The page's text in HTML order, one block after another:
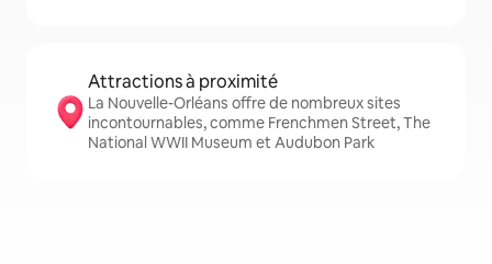
Attractions à proximité
La Nouvelle-Orléans offre de nombreux sites
incontournables, comme Frenchmen Street, The
National WWII Museum et Audubon Park